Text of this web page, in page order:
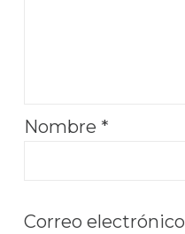
Nombre *
Correo electrónico